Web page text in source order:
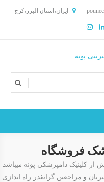
ایران،استان البرز،کرج
پونه
گربه
خشک گربه پتمال،غذا
فروشگاه
کلینیک دامپزشکی پونه میباشد
و مراجعین گرانقدر راه اندازی